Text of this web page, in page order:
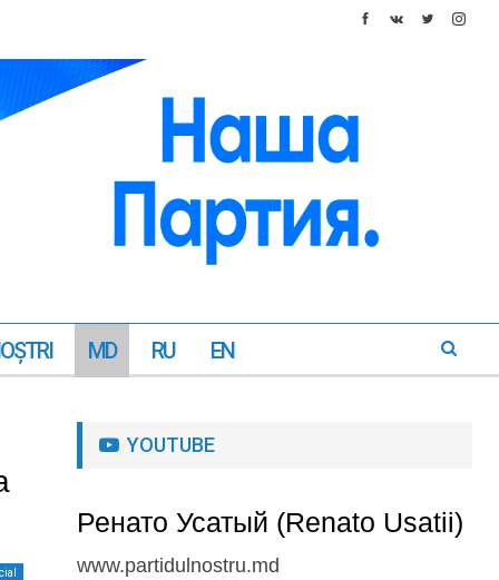
MD RU EN
YOUTUBE
Ренато Усатый (Renato Usatii)
www.partidulnostru.md